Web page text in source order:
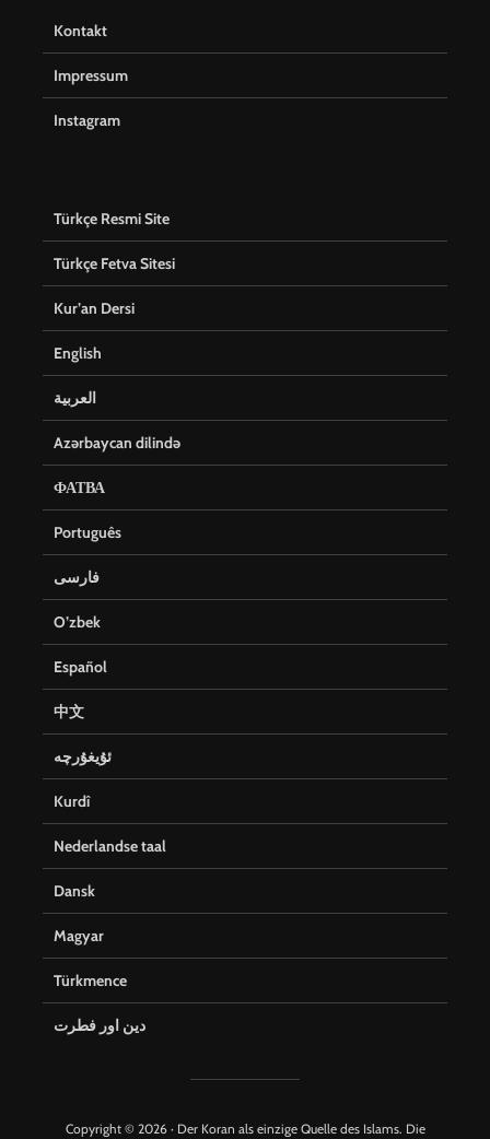
Kontakt
Impressum
Instagram
Türkçe Resmi Site
Türkçe Fetva Sitesi
Kur’an Dersi
English
العربية
Azərbaycan dilində
ФАТВА
Português
فارسی
O’zbek
Español
中文
ئۇيغۇرچە
Kurdî
Nederlandse taal
Dansk
Magyar
Türkmence
دین اور فطرت
Copyright © 2026 · Der Koran als einzige Quelle des Islams. Die